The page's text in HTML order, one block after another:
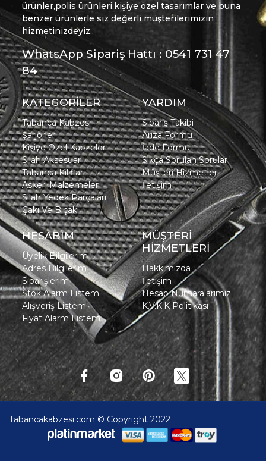
ürünler,polis ürünleri,kişiye özel tasarımlar ve buna
benzer ürünlerle siz değerli müşterilerimizin
hizmetinizdeyiz..
WhatsApp Sipariş Hattı : 0541 731 47
84
KATEGORİLER
Tabanca Kabzesi
Şarjörler
Kişiye Özel Kabzeler
Silah Aksesuar
Tabanca Kılıfları
Askeri Malzemeler
Silah Yedek Parçaları
Çakı Ve Bıçak
YARDIM
Sipariş Takibi
Arıza Formu
İade Formu
Sıkça Sorulan Sorular
Müşteri Hizmetleri
İletişim
HESABIM
Üyelik Bilgilerim
Adres Bilgilerim
Siparişlerim
Stok Alarm Listem
Alışveriş Listem
Fiyat Alarm Listem
MÜŞTERİ
HİZMETLERİ
Hakkımızda
İletişim
Hesap Numaralarımız
K.V.K.K Politikası
Tabancakabzesi.com © Copyright 2022